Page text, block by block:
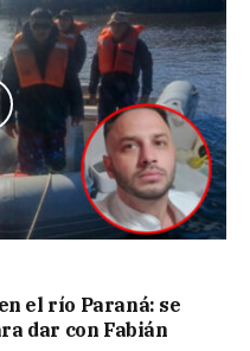
el río Paraná: se
dar con Fabián